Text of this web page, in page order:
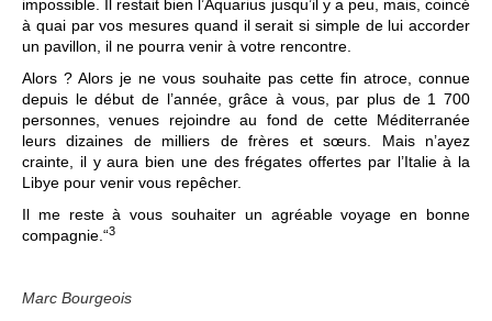
impossible. Il restait bien l’Aquarius jusqu’il y a peu, mais, coincé
à quai par vos mesures quand il serait si simple de lui accorder
un pavillon, il ne pourra venir à votre rencontre.
Alors ? Alors je ne vous souhaite pas cette fin atroce, connue
depuis le début de l’année, grâce à vous, par plus de 1 700
personnes, venues rejoindre au fond de cette Méditerranée
leurs dizaines de milliers de frères et sœurs. Mais n’ayez
crainte, il y aura bien une des frégates offertes par l’Italie à la
Libye pour venir vous repêcher.
Il me reste à vous souhaiter un agréable voyage en bonne
compagnie.“3
Marc Bourgeois